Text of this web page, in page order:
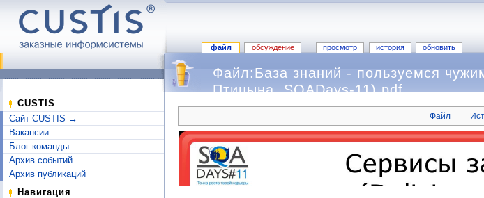
файл обсуждение просмотр история обновить
CUSTIS
Сайт CUSTIS →
Вакансии
Блог команды
Архив событий
Архив публикаций
Навигация
Файл:База знаний - пользуемся
Птицына, SQADays-11).pdf
Файл